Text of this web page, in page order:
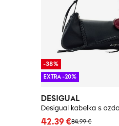
DESIGUAL
84.99 €
42.39 €
-38%
EXTRA -20%